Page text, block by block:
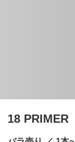
18 PRIMER